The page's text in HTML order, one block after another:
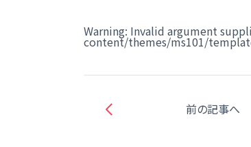
Warning: Invalid argument
content/themes/ms101/
前の記事へ